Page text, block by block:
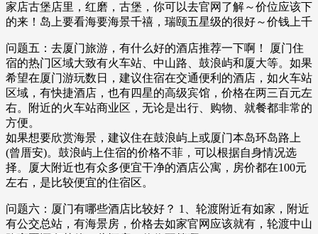
家店古堡店里，红磨，古堡，你可以去官网了解～价位应该下
的来！岛上要看海要海景千禧，瑞颐五星级的很好～价钱上千
问题五：去厦门旅游，有什么好的酒店推荐一下啊！ 厦门住
宿的热门区域大致有火车站、中山路、鼓浪屿和厦大等。如果
希望在厦门游玩数日，建议住宿在交通便利的酒店，如火车站
区域，有快捷酒店，也有四星的高级宾馆，价格在两三百元左
右。附近的火车站商业区，无论是出行、购物、就餐都非常的
方便。
如果想要欣赏海景，建议住在鼓浪屿上或厦门本岛环岛路上
(曾厝安)。鼓浪屿上住宿的价格不菲，可以根据自身情况选
择。厦大附近也有众多便宜干净的酒店公寓，房价都在100元
左右，是比较便宜的住宿区。
问题六：厦门有哪些酒店比较好？ 1、轮渡附近有如家，附近
有公交总站，有海景房，价格去如家官网应该就有，轮渡中山